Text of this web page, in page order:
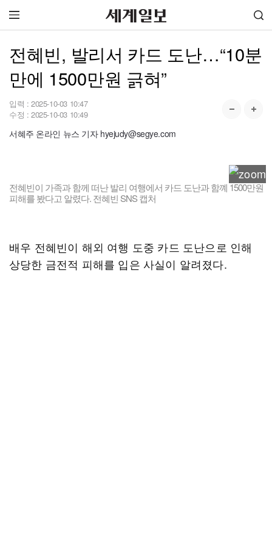
전혜빈, 발리서 카드 도난…“10분
만에 1500만원 긁혀”
입력 : 2025-10-03 10:47
수정 : 2025-10-03 10:49
서혜주 온라인 뉴스 기자 hyejudy@segye.com
전혜빈이 가족과 함께 떠난 발리 여행에서 카드 도난과 함꼐 1500만원
피해를 봤다고 알렸다. 전혜빈 SNS 캡처
배우 전혜빈이 해외 여행 도중 카드 도난으로 인해
상당한 금전적 피해를 입은 사실이 알려졌다.